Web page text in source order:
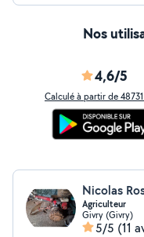
Nos
4,6/5
Calculé à partir de
Nicolas
Agriculteur
Givry (Givry)
5/5 (11